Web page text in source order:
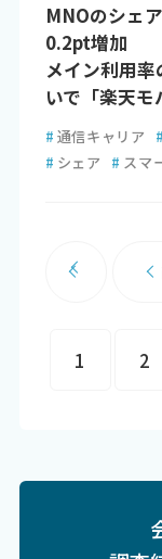
MNOのシェ
0.2pt増加
メイン利用
いで「楽天
# 通信キャリア #
# シェア # スマ
1 2